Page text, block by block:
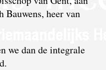
Bauwens, heer van
we dan de integrale